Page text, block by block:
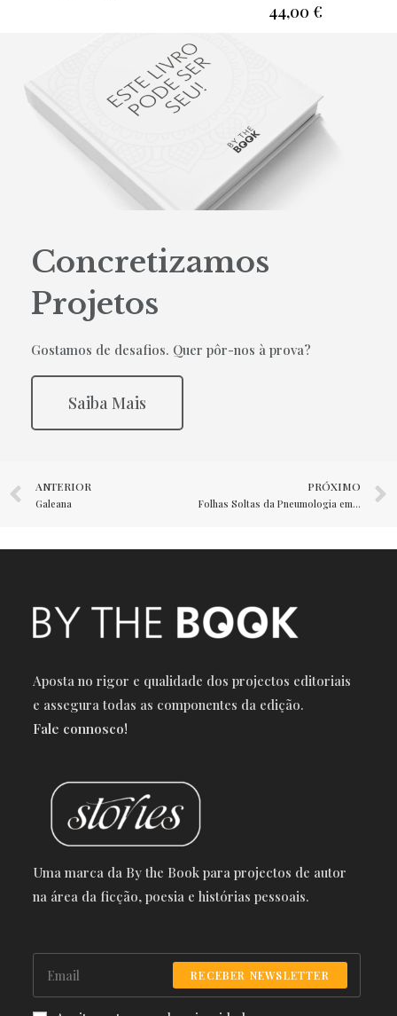
44,00 €
Concretizamos
Projetos
Gostamos de desafios. Quer pôr-nos à prova?
Saiba Mais
ANTERIOR
Galeana
PRÓXIMO
Folhas Soltas da Pneumologia em Portugal
Aposta no rigor e qualidade dos projectos editoriais
e assegura todas as componentes da edição.
Fale connosco!
Uma marca da By the Book para projectos de autor
na área da ficção, poesia e histórias pessoais.
RECEBER NEWSLETTER